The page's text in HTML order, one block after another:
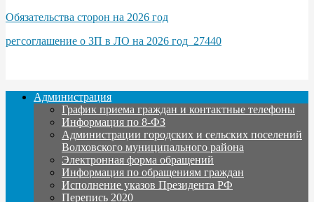
Обязательства сторон на 2026 год
регсоглашение о ЗП в ЛО на 2026 год_27440
Администрация
График приема граждан и контактные телефоны
Информация по 8-ФЗ
Администрации городских и сельских поселений
Волховского муниципального района
Электронная форма обращений
Информация по обращениям граждан
Исполнение указов Президента РФ
Перепись 2020